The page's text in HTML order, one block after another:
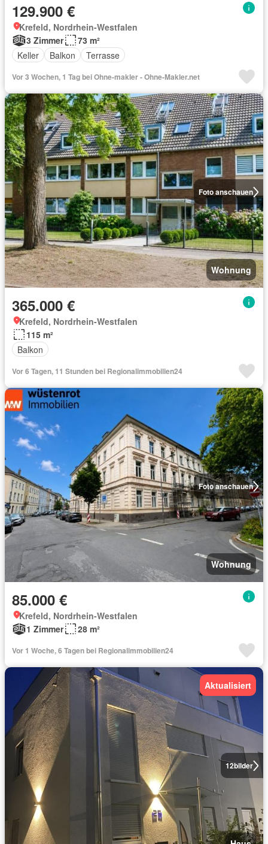
129.900 €
Krefeld, Nordrhein-Westfalen
3 Zimmer
73 m²
Keller
Balkon Terrasse
Vor 3 Wochen, 1 Tag bei Ohne-makler - Ohne-Makler.net
Foto anschauen
Wohnung
365.000 €
Krefeld, Nordrhein-Westfalen
115 m²
Balkon
Vor 6 Tagen, 11 Stunden bei Regionalimmobilien24
Foto anschauen
Wohnung
85.000 €
Krefeld, Nordrhein-Westfalen
1 Zimmer
28 m²
Vor 1 Woche, 6 Tagen bei Regionalimmobilien24
12bilder
Aktualisiert